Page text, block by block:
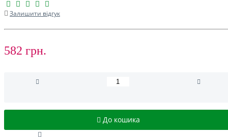
Залишити відгук
582 грн.
До кошика